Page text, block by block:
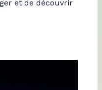
et de découvrir